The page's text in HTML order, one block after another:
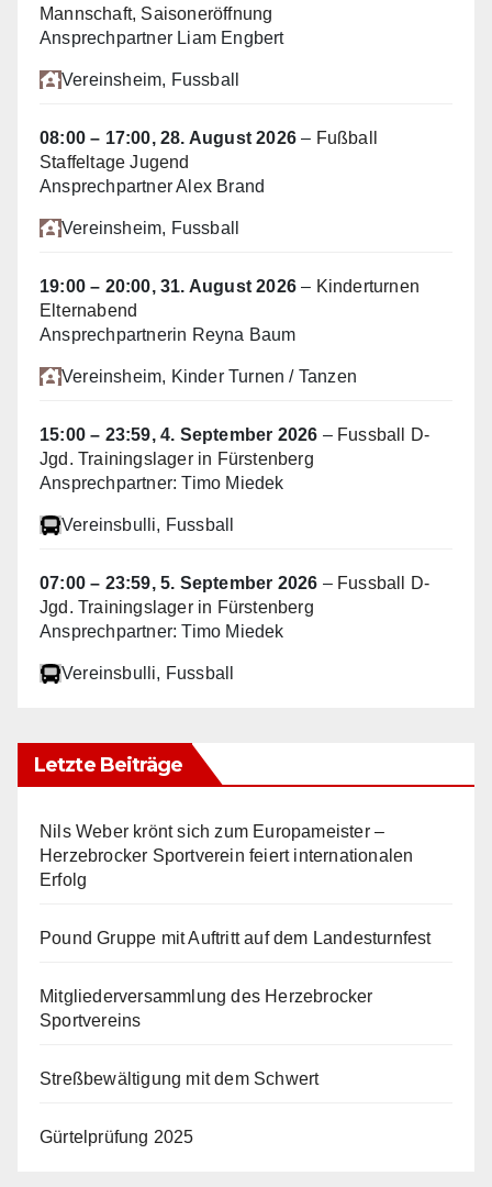
Mannschaft, Saisoneröffnung
Ansprechpartner Liam Engbert
Vereinsheim, Fussball
08:00 – 17:00,28. August 2026 – Fußball
Staffeltage Jugend
Ansprechpartner Alex Brand
Vereinsheim, Fussball
19:00 – 20:00,31. August 2026 – Kinderturnen
Elternabend
Ansprechpartnerin Reyna Baum
Vereinsheim, Kinder Turnen / Tanzen
15:00 – 23:59,4. September 2026 – Fussball D-
Jgd. Trainingslager in Fürstenberg
Ansprechpartner: Timo Miedek
Vereinsbulli, Fussball
07:00 – 23:59,5. September 2026 – Fussball D-
Jgd. Trainingslager in Fürstenberg
Ansprechpartner: Timo Miedek
Vereinsbulli, Fussball
Letzte Beiträge
Nils Weber krönt sich zum Europameister –
Herzebrocker Sportverein feiert internationalen
Erfolg
Pound Gruppe mit Auftritt auf dem Landesturnfest
Mitgliederversammlung des Herzebrocker
Sportvereins
Streßbewältigung mit dem Schwert
Gürtelprüfung 2025